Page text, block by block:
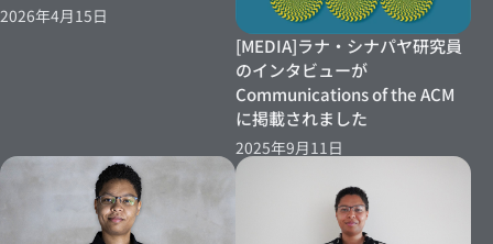
2026年4月15日
[MEDIA]ラナ・シナパヤ研究員
のインタビューが
Communications of the ACM
に掲載されました
2025年9月11日